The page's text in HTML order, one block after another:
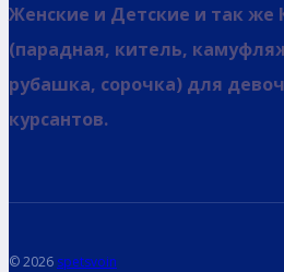
Женские и Детские и так же
(парадная, китель,
рубашка, сорочка) для
курсантов.
© 2026 spetsvoin